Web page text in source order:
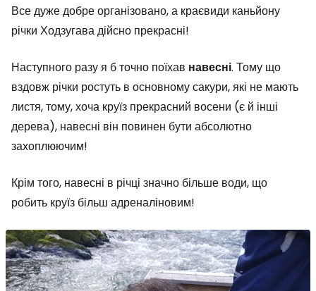
Все дуже добре організовано, а краєвиди каньйону
річки Ходзугава дійсно прекрасні!
Наступного разу я б точно поїхав навесні. Тому що
вздовж річки ростуть в основному сакури, які не мають
листя, тому, хоча круїз прекрасний восени (є й інші
дерева), навесні він повинен бути абсолютно
захоплюючим!
Крім того, навесні в річці значно більше води, що
робить круїз більш адреналіновим!